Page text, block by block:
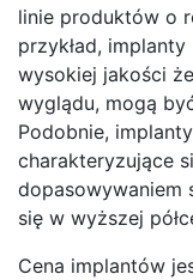
linie produktów o
przykład,
wysokiej jakości
wyglądu, mogą
Podobnie,
charakteryzujące
dopasowywaniem
się w wyższej
Cena implantów